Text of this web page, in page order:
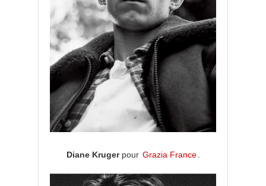
Diane Krugerpour Grazia France